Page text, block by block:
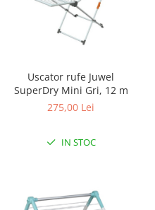
Uscator rufe Juwel
SuperDry Mini Gri, 12 m
275,00 Lei
IN STOC